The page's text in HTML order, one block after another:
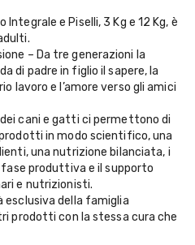
Integrale e Piselli, 3 Kg e 12 Kg, è
– Da tre generazioni la
di padre in figlio il sapere, la
lavoro e l’amore verso gli amici
cani e gatti ci permettono di
in modo scientifico, una
una nutrizione bilanciata, i
produttiva e il supporto
e nutrizionisti.
esclusiva della famiglia
prodotti con la stessa cura che